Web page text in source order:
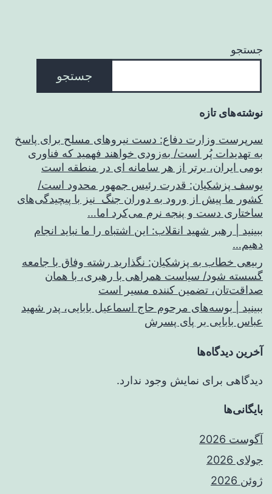
جستجو
جستجو
نوشته‌های تازه
سرپرست وزارت دفاع: دست نیروهای مسلح برای پاسخ
به تهدیدات پُر است/ به‌زودی خواهند فهمید که فناوری
بومی ایران، برتر از هر سامانه ای در منطقه است
یوسف پزشکیان: قدرت رئیس‌ جمهور محدود است/
کشور ما پیش از ورود به دوران جنگ نیز با پیچیدگی‌های
ساختاری دست و پنجه نرم می‌کرد اما…
ببینید | رهبر شهید انقلاب: این اشتباه را ما نباید انجام
دهیم…
ربیعی خطاب به پزشکیان: نگذارید رشته وفاق با جامعه
گسسته شود/ سیاست همراهی با رهبری، با همان
صداقت‌تان، تضمین کننده مسیر است
ببینید | بوسه‌های مرحوم حاج اسماعیل بابایی، پدر شهید
عباس بابایی بر پای پسرش
آخرین دیدگاه‌ها
دیدگاهی برای نمایش وجود ندارد.
بایگانی‌ها
آگوست 2026
جولای 2026
ژوئن 2026